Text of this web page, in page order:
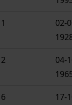
1
02-
2
04-
6
17-